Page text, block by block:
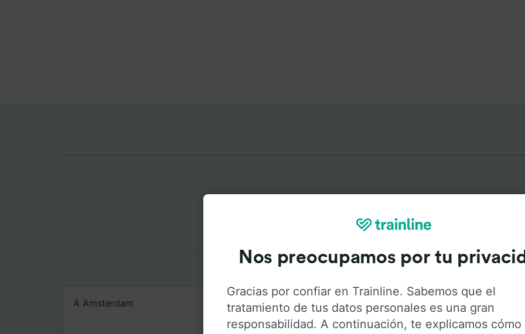
Rutas más populares desde
Duración
A Amsterdam 1h 42min
Nos preocupamos por tu
Gracias por confiar en Trainline. Sabemos que el
tratamiento de tus datos personales es una gran
responsabilidad. A continuación, te explicamos cómo